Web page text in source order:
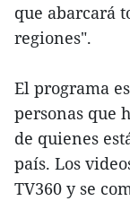
que abarcará
regiones".
El programa
personas que
de quienes
país. Los
TV360 y se